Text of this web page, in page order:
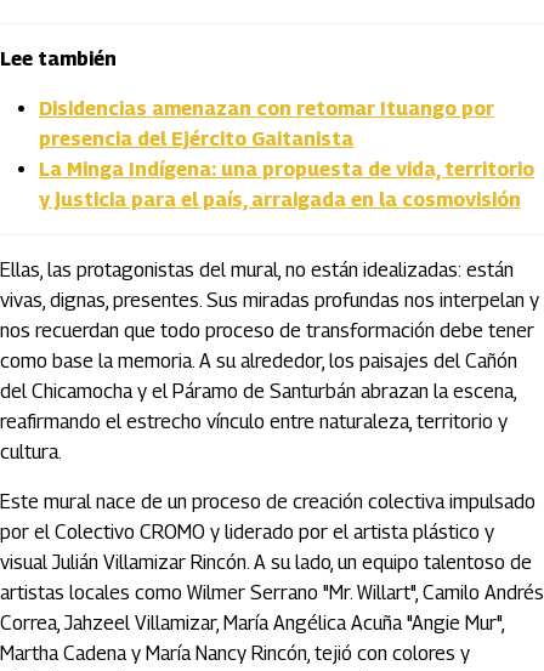
Lee también
Disidencias amenazan con retomar Ituango por
presencia del Ejército Gaitanista
La Minga Indígena: una propuesta de vida, territorio
y justicia para el país, arraigada en la cosmovisión
Ellas, las protagonistas del mural, no están idealizadas: están
vivas, dignas, presentes. Sus miradas profundas nos interpelan y
nos recuerdan que todo proceso de transformación debe tener
como base la memoria. A su alrededor, los paisajes del Cañón
del Chicamocha y el Páramo de Santurbán abrazan la escena,
reafirmando el estrecho vínculo entre naturaleza, territorio y
cultura.
Este mural nace de un proceso de creación colectiva impulsado
por el Colectivo CROMO y liderado por el artista plástico y
visual Julián Villamizar Rincón. A su lado, un equipo talentoso de
artistas locales como Wilmer Serrano "Mr. Willart", Camilo Andrés
Correa, Jahzeel Villamizar, María Angélica Acuña "Angie Mur",
Martha Cadena y María Nancy Rincón, tejió con colores y